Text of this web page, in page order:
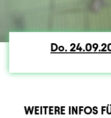
Do.
WEITERE INFOS